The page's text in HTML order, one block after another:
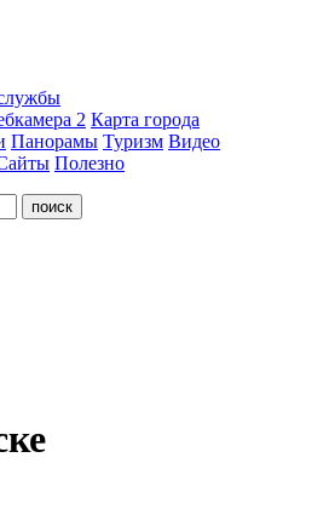
2 Карта города
Панорамы Туризм Видео
Полезно